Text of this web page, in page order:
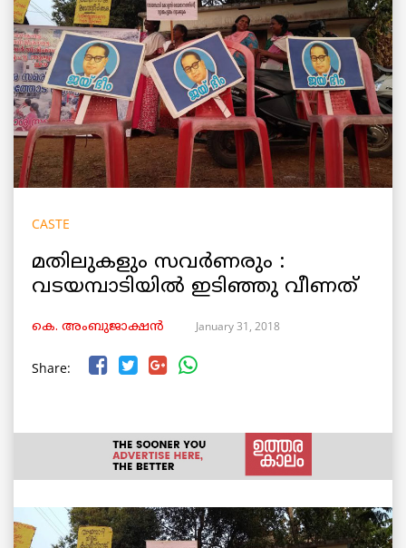
CASTE
മതിലുകളും സവർണരും :
വടയമ്പാടിയിൽ ഇടിഞ്ഞു വീണത്
കെ. അംബുജാക്ഷന്‍ January 31, 2018
Share: